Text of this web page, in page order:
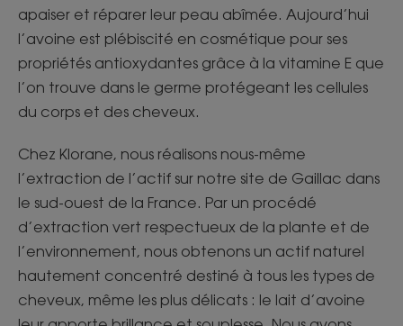
apaiser et réparer leur peau abîmée. Aujourd’hui
l’avoine est plébiscité en cosmétique pour ses
propriétés antioxydantes grâce à la vitamine E que
l’on trouve dans le germe protégeant les cellules
du corps et des cheveux.
Chez Klorane, nous réalisons nous-même
l’extraction de l’actif sur notre site de Gaillac dans
le sud-ouest de la France. Par un procédé
d’extraction vert respectueux de la plante et de
l’environnement, nous obtenons un actif naturel
hautement concentré destiné à tous les types de
cheveux, même les plus délicats : le lait d’avoine